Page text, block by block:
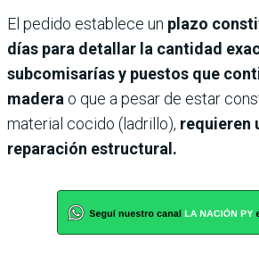
El pedido establece un plazo
días para detallar la cantidad
subcomisarías y puestos que
madera o que a pesar de estar
material cocido (ladrillo), requieren
reparación estructural.